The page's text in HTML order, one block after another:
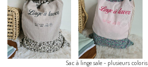
Sac à linge sale - plusieurs coloris